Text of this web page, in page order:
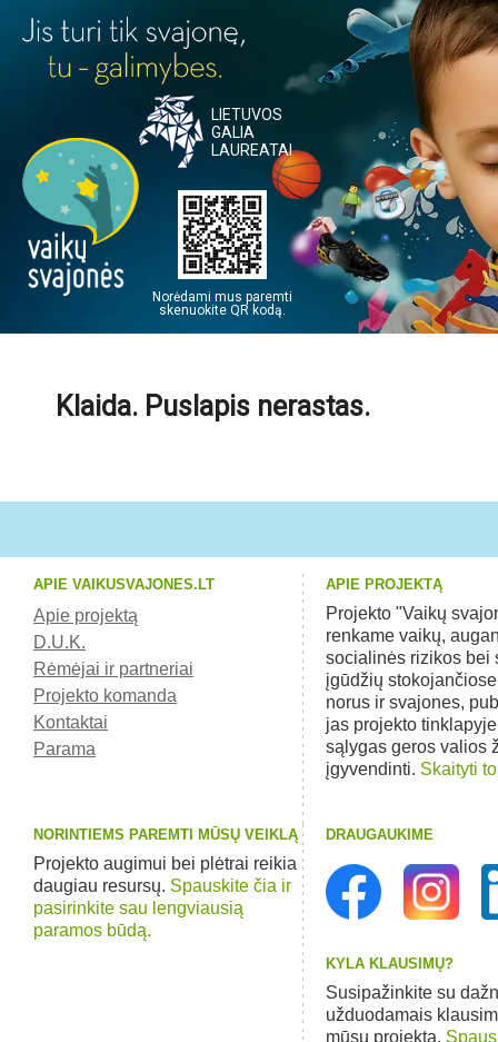
LIETUVOS
GALIA
LAUREATAI
Norėdami mus paremti
skenuokite QR kodą.
Klaida. Puslapis nerastas.
APIE VAIKUSVAJONES.LT
Apie projektą
D.U.K.
Rėmėjai ir partneriai
Projekto komanda
Kontaktai
Parama
APIE PROJEKTĄ
Projekto "Vaikų
renkame vaikų,
socialinės rizikos bei
įgūdžių
norus ir svajones,
jas projekto
sąlygas geros valios
įgyvendinti. Skaityti
NORINTIEMS PAREMTI MŪSŲ VEIKLĄ
Projekto augimui bei plėtrai reikia
daugiau resursų. Spauskite čia ir
pasirinkite sau lengviausią
paramos būdą.
DRAUGAUKIME
KYLA KLAUSIMŲ?
Susipažinkite su
užduodamais
mūsų projektą.